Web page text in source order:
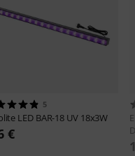
5
LED BAR-18 UV 18x3W
€